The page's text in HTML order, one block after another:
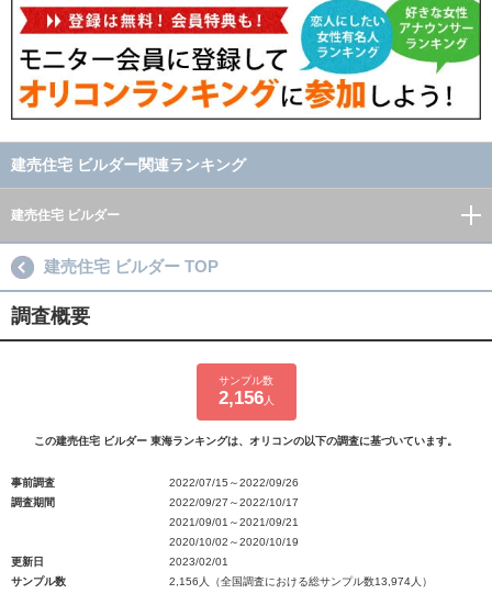
建売住宅 ビルダー関連ランキング
建売住宅 ビルダー
建売住宅 ビルダー TOP
調査概要
サンプル数
2,156人
この建売住宅 ビルダー 東海ランキングは、オリコンの以下の調査に基づいています。
事前調査
2022/07/15～2022/09/26
調査期間
2022/09/27～2022/10/17
2021/09/01～2021/09/21
2020/10/02～2020/10/19
更新日
2023/02/01
サンプル数
2,156人（全国調査における総サンプル数13,974人）